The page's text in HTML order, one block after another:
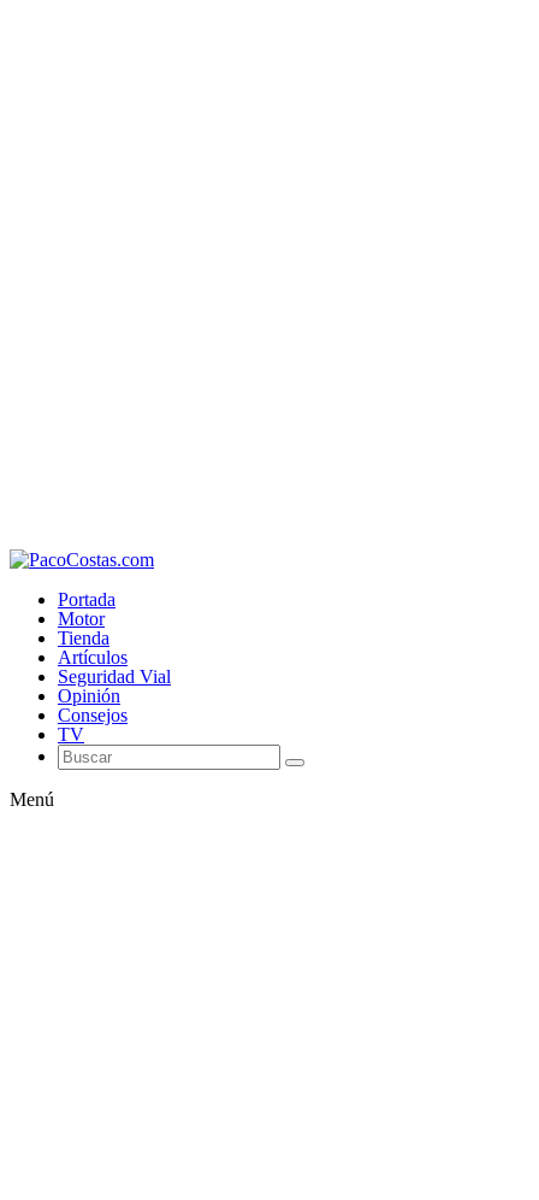
Portada
Motor
Tienda
Artículos
Seguridad Vial
Opinión
Consejos
TV
Menú